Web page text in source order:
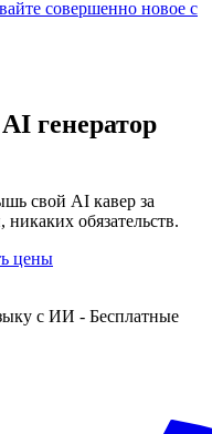
совершенно новое с
генератор
свой AI кавер за
обязательств.
цены
с ИИ - Бесплатные